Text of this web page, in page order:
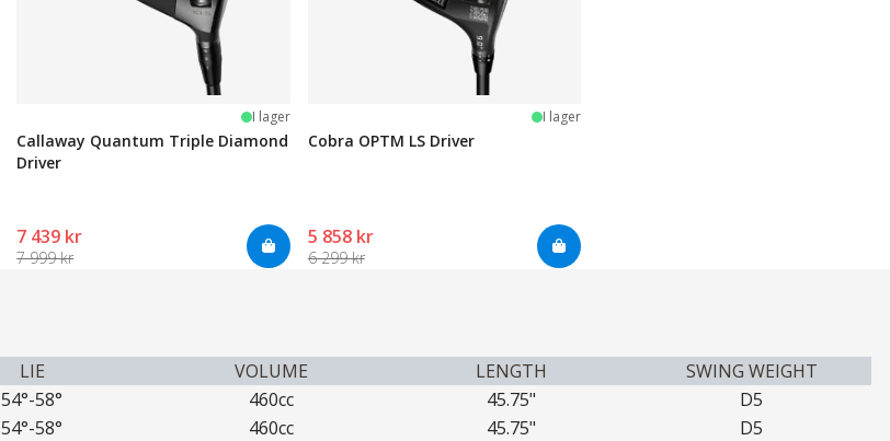
I lager
Callaway Quantum Triple Diamond
Driver
7 439 kr
7 999 kr
I lager
Cobra OPTM LS Driver
5 858 kr
6 299 kr
LIE VOLUME LENGTH
SWING WEIGHT
54°-58° 460cc 45.75"
D5
54°-58° 460cc 45.75"
D5